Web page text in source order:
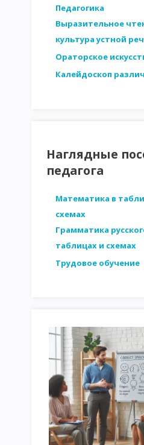
СТРУКТУРА ЛИЧНОСТИ -
ДВИЖУЩИЕ СИЛЫ РАЗВИТИЯ
МЕТОДИКА ИССЛЕДОВАНИЯ
СТРУКТУРА
ВЫДЕЛЕНИЕ И
ФОРМУЛИРОВКА ГИПОТЕЗ
МЕТОДЫ
МЕТОДЫ
МЕТОДЫ
МЕТОДЫ ПЕДАГОГИЧЕСКОГО
НАЗНАЧЕНИЕ И ЗАДАЧИ
ЗАКОНОМЕРНОСТИ
ОСНОВНЫЕ НАПРАВЛЕНИЯ
ВИДЫ ПЕДАГОГИЧЕСКОЙ
ПЕДАГОГИЧЕСКАЯ
ПЕДАГОГИЧЕСКАЯ
ОСНОВНЫЕ ТРЕБОВАНИЯ К
ФУНКЦИИ
Педагогика
Выразительное
культура устной
Ораторское
Калейдоскоп
Наглядные
педагога
Математика в
схемах
Грамматика
таблицах и схемах
Трудовое обучение